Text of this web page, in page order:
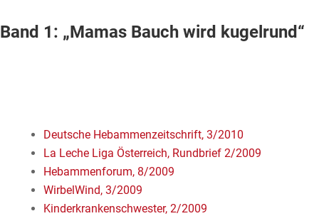
Band 1: „Mamas Bauch wird kugelrund“
Deutsche Hebammenzeitschrift, 3/2010
La Leche Liga Österreich, Rundbrief 2/2009
Hebammenforum, 8/2009
WirbelWind, 3/2009
Kinderkrankenschwester, 2/2009